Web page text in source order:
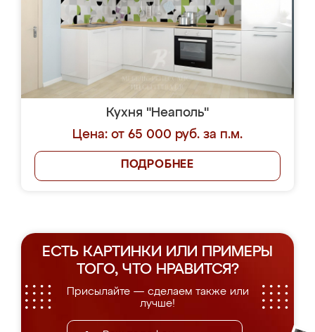
Кухня "Неаполь"
Цена: от 65 000 руб. за п.м.
ПОДРОБНЕЕ
ЕСТЬ КАРТИНКИ ИЛИ ПРИМЕРЫ
ТОГО, ЧТО НРАВИТСЯ?
Присылайте — сделаем также или
лучше!